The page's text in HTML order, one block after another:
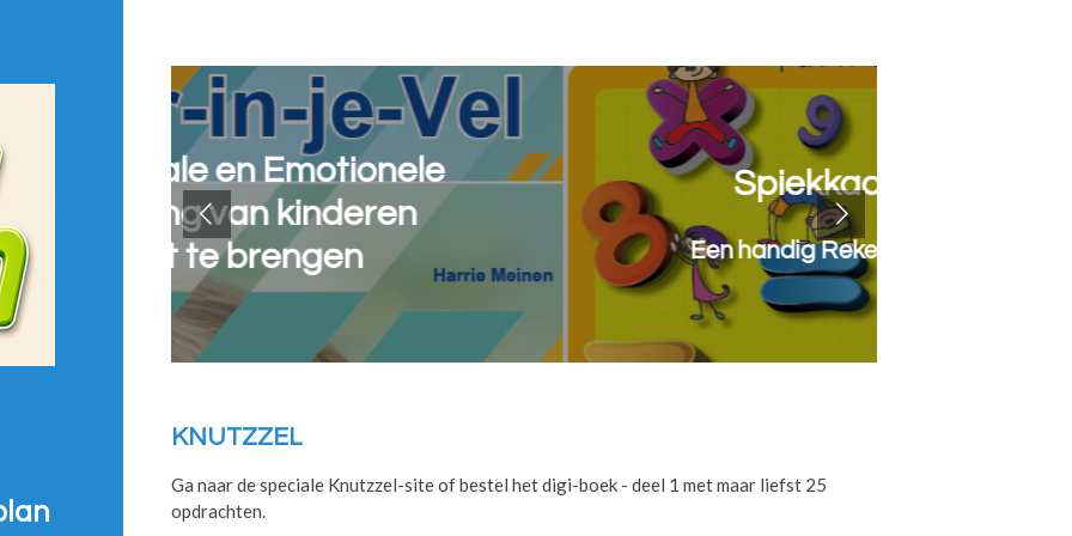
Spiekkaarten Rekenen
Een handig Rekenmaatje voor iedereen!!
KNUTZZEL
Ga naar de speciale Knutzzel-site of bestel het digi-boek - deel 1 met maar liefst 25
opdrachten.